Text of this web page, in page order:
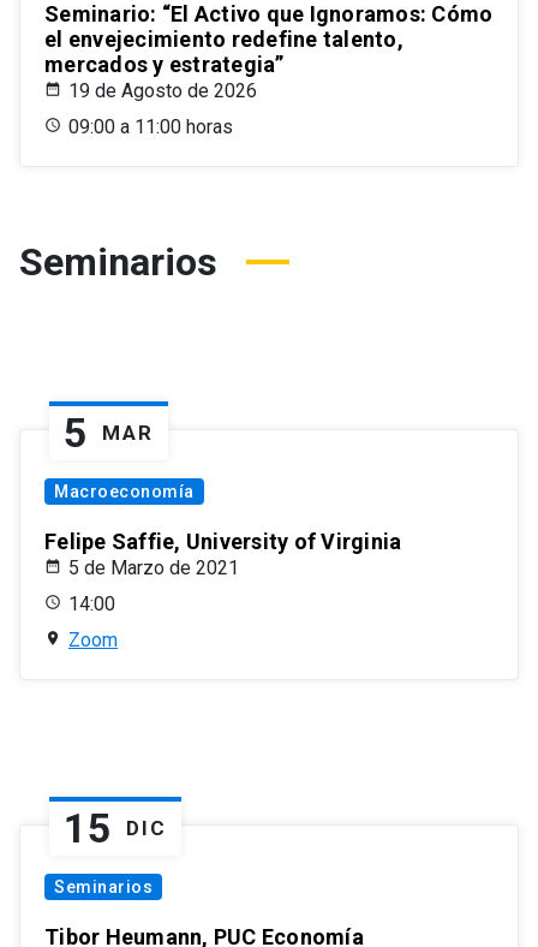
Seminario: “El Activo que Ignoramos: Cómo
el envejecimiento redefine talento,
mercados y estrategia”
19 de Agosto de 2026
09:00 a 11:00 horas
Seminarios
5 MAR
Macroeconomía
Felipe Saffie, University of Virginia
5 de Marzo de 2021
14:00
Zoom
15 DIC
Seminarios
Tibor Heumann, PUC Economía